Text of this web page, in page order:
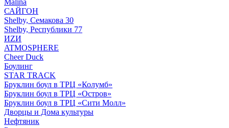
Malina
САЙГОН
Shelby, Семакова 30
Shelby, Республики 77
ИZИ
ATMOSPHERE
Cheer Duck
Боулинг
STAR TRACK
Бруклин боул в ТРЦ «Колумб»
Бруклин боул в ТРЦ «Остров»
Бруклин боул в ТРЦ «Сити Молл»
Дворцы и Дома культуры
Нефтяник